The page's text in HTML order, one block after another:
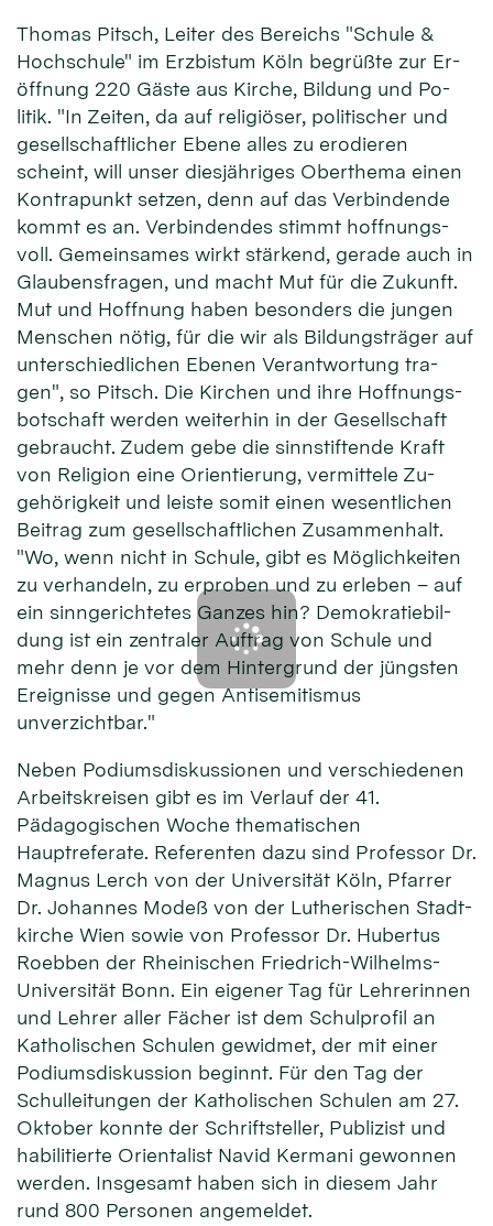
Thomas Pitsch, Lei­ter des Be­reichs "Schule &
Hoch­schule" im Erz­bistum Köln be­grüßte zur Er­
öff­nung 220 Gäste aus Kir­che, Bil­dung und Po­
litik. "In Zei­ten, da auf reli­giöser, po­litischer und
ge­sell­schaft­licher E­bene al­les zu ero­die­ren
scheint, will unser dies­jäh­riges Ober­thema einen
Kon­tra­punkt setzen, denn auf das Ver­bin­den­de
kommt es an. Ver­bin­den­des stimmt hoff­nungs­
voll. Ge­mein­sames wirkt stär­kend, ge­rade auch in
Glau­bens­fra­gen, und macht Mut für die Zu­kunft.
Mut und Hoff­nung ha­ben be­son­ders die jun­gen
Men­schen nö­tig, für die wir als Bil­dungs­träger auf
unter­schied­lichen Ebenen Ver­ant­wor­tung tra­
gen", so Pitsch. Die Kir­chen und ih­re Hoff­nungs­
bot­schaft wer­den wei­ter­hin in der Ge­sell­schaft
ge­braucht. Zu­dem gebe die sinn­stif­tende Kraft
von Re­ligion eine Orien­tie­rung, ver­mit­tele Zu­
gehörig­keit und leiste so­mit einen wesent­lichen
Bei­trag zum ge­sell­schaft­lichen Zu­sammen­halt.
"Wo, wenn nicht in Schu­le, gibt es Mög­lich­kei­ten
zu ver­han­deln, zu er­pro­ben und zu er­le­ben – auf
ein sinn­ge­rich­tetes Gan­zes hin? Demo­kratie­bil­
dung ist ein zen­tra­ler Auf­trag von Schu­le und
mehr denn je vor dem Hinter­grund der jüngs­ten
Er­eig­nisse und ge­gen Anti­semi­tismus
unverzichtbar."
Neben Podiums­dis­kussio­nen und ver­schie­denen
Arbeits­krei­sen gibt es im Ver­lauf der 41.
Pädagogischen Woche thema­tischen
Hauptreferate. Refe­renten dazu sind Professor Dr.
Magnus Lerch von der Uni­versität Köln, Pfarrer
Dr. Johannes Modeß von der Lutherischen Stadt­
kirche Wien sowie von Professor Dr. Hubertus
Roebben der Rheini­schen Friedrich-Wilhelms-
Uni­versität Bonn. Ein ei­gener Tag für Lehrer­innen
und Lehrer aller Fächer ist dem Schul­profil an
Katho­lischen Schulen gewid­met, der mit einer
Podiums­diskussion be­ginnt. Für den Tag der
Schul­leitungen der Katho­lischen Schu­len am 27.
Oktober konnte der Schrift­steller, Publi­zist und
habi­litier­te Orien­talist Navid Kermani ge­wonnen
werden. Ins­gesamt haben sich in diesem Jahr
rund 800 Per­sonen ange­meldet.